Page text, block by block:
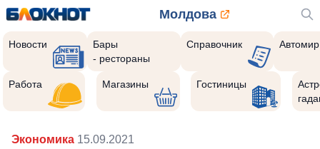
Молдова
Новости
Бары
- рестораны
Справочник Автомир
Работа Магазины Гостиницы
Экономика 15.09.2021